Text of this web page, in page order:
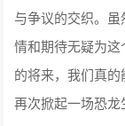
与争议的交织。
情和期待无疑为
的将来，我们真的
再次掀起一场恐龙